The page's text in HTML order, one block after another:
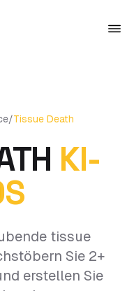
/Tissue Death
KI-
tissue
Sie 2+
erstellen Sie